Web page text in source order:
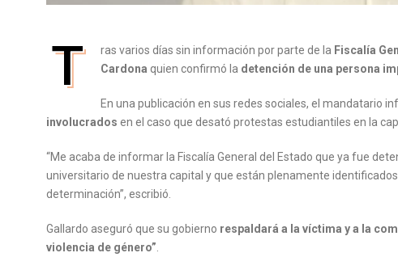
T ras varios días sin información por parte de la Fiscalía
Cardona quien confirmó la detención de una persona
En una publicación en sus redes sociales, el mandatario
involucrados en el caso que desató protestas estudiantiles en la
“Me acaba de informar la Fiscalía General del Estado que ya fue
universitario de nuestra capital y que están plenamente
determinación”, escribió.
Gallardo aseguró que su gobierno respaldará a la víctima y a la
violencia de género”